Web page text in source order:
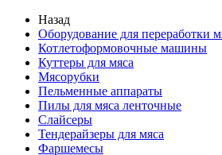
Назад
Оборудование для переработки
Котлетоформовочные машины
Куттеры для мяса
Мясорубки
Пельменные аппараты
Пилы для мяса ленточные
Слайсеры
Тендерайзеры для мяса
Фаршемесы